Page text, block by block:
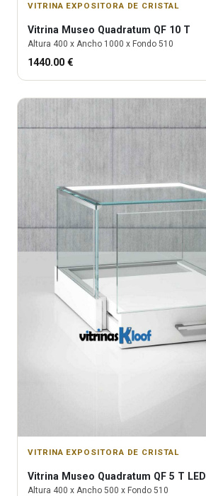
VITRINA EXPOSITORA DE CRISTAL
Vitrina Museo Quadratum QF 10 T
Altura 400 x Ancho 1000 x Fondo 510
1440.00 €
VITRINA EXPOSITORA DE CRISTAL
Vitrina Museo Quadratum QF 5 T LED
Altura 400 x Ancho 500 x Fondo 510